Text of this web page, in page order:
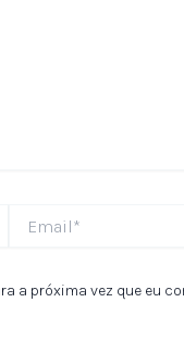
a próxima vez que eu